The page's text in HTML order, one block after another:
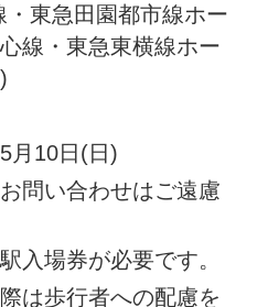
東急田園都市線ホー
線・東急東横線ホー
月10日(日)
問い合わせはご遠慮
入場券が必要です。
は歩行者への配慮を